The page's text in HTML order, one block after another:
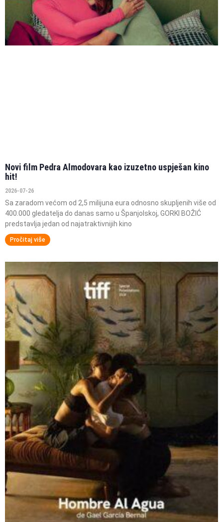
Novi film Pedra Almodovara kao izuzetno uspješan kino
hit!
2026-07-26
Sa zaradom većom od 2,5 milijuna eura odnosno skupljenih više od
400.000 gledatelja do danas samo u Španjolskoj, GORKI BOŽIĆ
predstavlja jedan od najatraktivnijih kino
Pročitaj više